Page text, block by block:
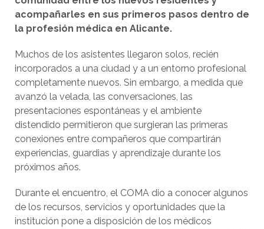
acompañarles en sus primeros pasos dentro de
la profesión médica en Alicante.
Muchos de los asistentes llegaron solos, recién
incorporados a una ciudad y a un entorno profesional
completamente nuevos. Sin embargo, a medida que
avanzó la velada, las conversaciones, las
presentaciones espontáneas y el ambiente
distendido permitieron que surgieran las primeras
conexiones entre compañeros que compartirán
experiencias, guardias y aprendizaje durante los
próximos años.
Durante el encuentro, el COMA dio a conocer algunos
de los recursos, servicios y oportunidades que la
institución pone a disposición de los médicos